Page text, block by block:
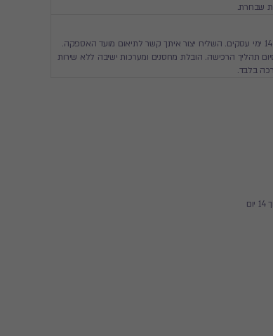
שבחרת.
יגיע עד ביתך עם שליח תוך 14 ימי עסקים. השליח יצור איתך קשר לתיאום מועד האספקה.
תהליך הרכישה. הובלת מחסנים ומערכות ישיבה ללא שירות
בלבד.